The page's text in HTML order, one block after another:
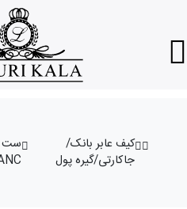
کیف عابر بانک/
جاکارتی/گیره پول
ست